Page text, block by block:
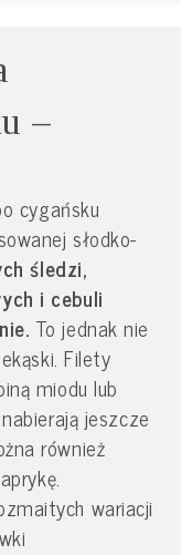
–
cygańsku
słodko-
śledzi,
i cebuli
To jednak nie
Filety
miodu lub
jeszcze
również
wariacji